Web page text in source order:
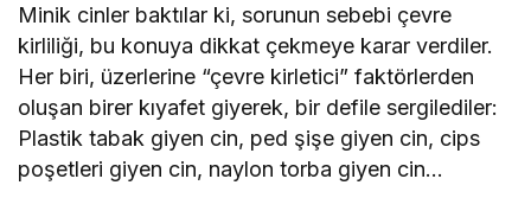
Minik cinler baktılar ki, sorunun sebebi çevre
kirliliği, bu konuya dikkat çekmeye karar verdiler.
Her biri, üzerlerine “çevre kirletici” faktörlerden
oluşan birer kıyafet giyerek, bir defile sergilediler:
Plastik tabak giyen cin, ped şişe giyen cin, cips
poşetleri giyen cin, naylon torba giyen cin…